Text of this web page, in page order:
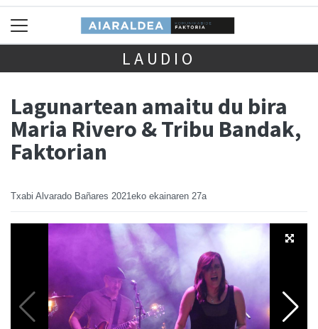
LAUDIO
Lagunartean amaitu du bira
Maria Rivero & Tribu Bandak,
Faktorian
Txabi Alvarado Bañares 2021eko ekainaren 27a